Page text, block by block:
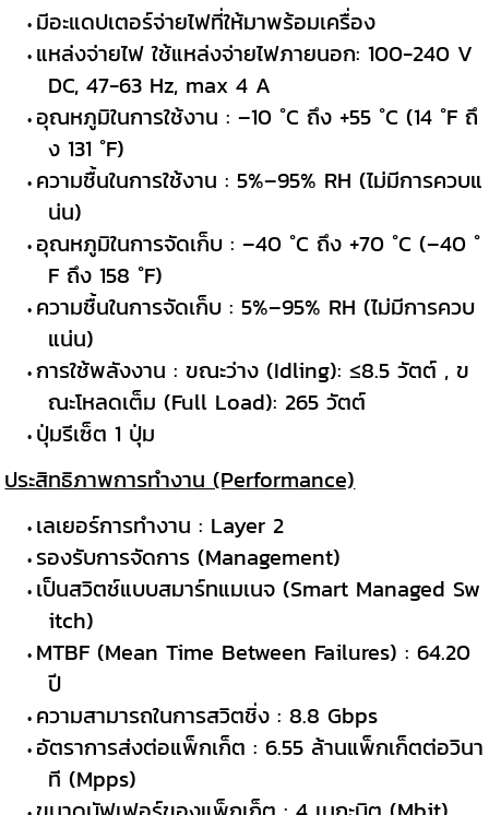
มีอะแดปเตอร์จ่ายไฟที่ให้มาพร้อมเครื่อง
แหล่งจ่ายไฟ ใช้แหล่งจ่ายไฟภายนอก: 100-240 V
DC, 47-63 Hz, max 4 A
อุณหภูมิในการใช้งาน : –10 °C ถึง +55 °C (14 °F ถึ
ง 131 °F)
ความชื้นในการใช้งาน : 5%–95% RH (ไม่มีการควบแ
น่น)
อุณหภูมิในการจัดเก็บ : –40 °C ถึง +70 °C (–40 °
F ถึง 158 °F)
ความชื้นในการจัดเก็บ : 5%–95% RH (ไม่มีการควบ
แน่น)
การใช้พลังงาน : ขณะว่าง (Idling): ≤8.5 วัตต์ , ข
ณะโหลดเต็ม (Full Load): 265 วัตต์
ปุ่มรีเซ็ต 1 ปุ่ม
ประสิทธิภาพการทำงาน (Performance)
เลเยอร์การทำงาน : Layer 2
รองรับการจัดการ (Management)
เป็นสวิตช์แบบสมาร์ทแมเนจ (Smart Managed Sw
itch)
MTBF (Mean Time Between Failures) : 64.20
ปี
ความสามารถในการสวิตชิ่ง : 8.8 Gbps
อัตราการส่งต่อแพ็กเก็ต : 6.55 ล้านแพ็กเก็ตต่อวินา
ที (Mpps)